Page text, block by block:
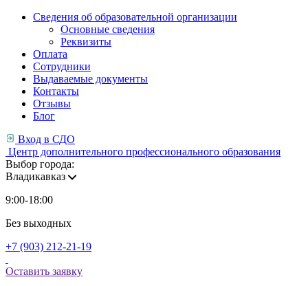
Сведения об образовательной организации
Основные сведения
Реквизиты
Оплата
Сотрудники
Выдаваемые документы
Контакты
Отзывы
Блог
Вход в СДО
Центр дополнительного профессионального образования
Выбор города:
Владикавказ
9:00-18:00
Без выходных
+7 (903) 212-21-19
Оставить заявку